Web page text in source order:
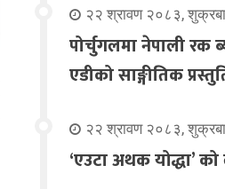
२२ श्रावण २०८३,
पोर्चुगलमा नेपाली रक
एडीको साङ्गीतिक
२२ श्रावण २०८३,
‘एउटा अथक योद्धा’